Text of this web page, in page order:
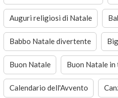
Auguri religiosi di Natale
Babbo Natale divertente
Buon Natale Buon Natale
Calendario dell'Avvento